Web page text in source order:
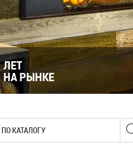
ЛЕТ
НА РЫНКЕ